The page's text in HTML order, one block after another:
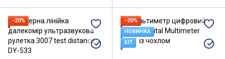
−20%
−20%
НОВИНКА
ХІТ